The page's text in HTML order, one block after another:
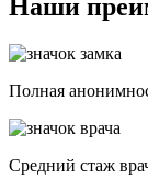
Наши
Полная
Средний стаж